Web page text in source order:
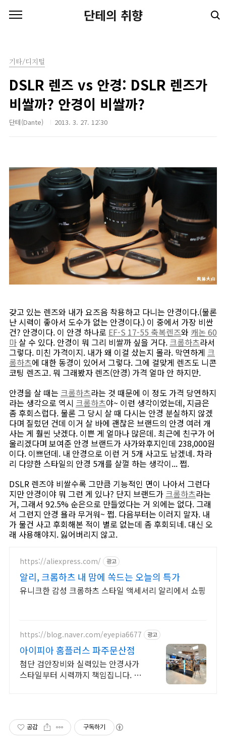
단테의 취향
기타/디지털
DSLR 렌즈 vs 안경: DSLR 렌즈가
비쌀까? 안경이 비쌀까?
단테(Dante) 2013. 3. 27. 12:30
갖고 있는 렌즈와 내가 요즈음 착용하고 다니는 안경이다.(물론
난 시력이 좋아서 도수가 없는 안경이다.) 이 중에서 가장 비싼
건? 안경이다. 이 안경 하나로 EF-S 17-55 축복렌즈와 캐논 60
마 살 수 있다. 안경이 뭐 그리 비쌀까 싶을 거다. 크롬하츠라서
그렇다. 미친 가격이지. 내가 왜 이걸 샀는지 몰라. 막연하게 크
롬하츠에 대한 동경이 있어서 그렇다. 그에 걸맞게 렌즈도 니콘
코팅 렌즈고. 뭐 그래봤자 렌즈(안경) 가격 얼마 안 하지만.
안경을 살 때는 크롬하츠라는 것 때문에 이 정도 가격 당연하지
라는 생각으로 역시 크롬하츠야~ 이런 생각이었는데, 지금은
좀 후회스럽다. 물론 그 당시 살 때 다시는 안경 분실하지 않겠
다며 질렀던 건데 이거 살 바에 괜찮은 브랜드의 안경 여러 개
사는 게 훨씬 낫겠다. 이쁜 게 얼마나 많은데. 최근에 친구가 어
울리겠다며 보여준 안경 브랜드가 사가와후지인데 238,000원
이다. 이쁘던데. 내 안경으로 이런 거 5개 사고도 남겠네. 차라
리 다양한 스타일의 안경 5개를 살껄 하는 생각이... 쩝.
DSLR 렌즈야 비쌀수록 그만큼 기능적인 면이 나아서 그런다
지만 안경이야 뭐 그런 게 있나? 단지 브랜드가 크롬하츠라는
거, 그래서 92.5% 순은으로 만들었다는 거 외에는 없다. 그래
서 그런지 안경 욜라 무거워~ 쩝. 다음부터는 이러지 말자. 내
가 물건 사고 후회해본 적이 별로 없는데 좀 후회되네. 대신 오
래 사용해야지. 잃어버리지 않고.
https://aliexpress.com/ 광고
알리, 크롬하츠 내 맘에 쏙드는 오늘의 특가
유니크한 감성 크롬하츠 스타일 액세서리 알리에서 쇼핑
https://blog.naver.com/eyepia6677 광고
아이피아 홈플러스 파주문산점
첨단 검안장비와 실력있는 안경사가
스타일부터 시력까지 책임집니다. 팩
공감 구독하기